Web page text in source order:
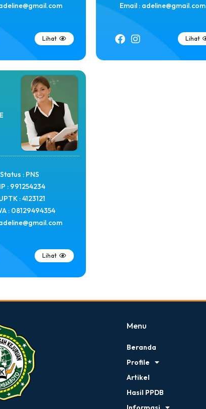
Lihat
Email : adeline@gmail.com
Lihat
Status : PNS
: 991254234
: 4123121
: 08129494354
Lihat
Menu
Beranda
Profile
Artikel
Hasil PPDB